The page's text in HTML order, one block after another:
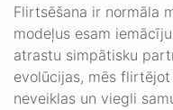
Flirtsēšana ir normāla
modeļus esam
atrastu simpātisku
evolūcijas, mēs
neveiklas un viegli